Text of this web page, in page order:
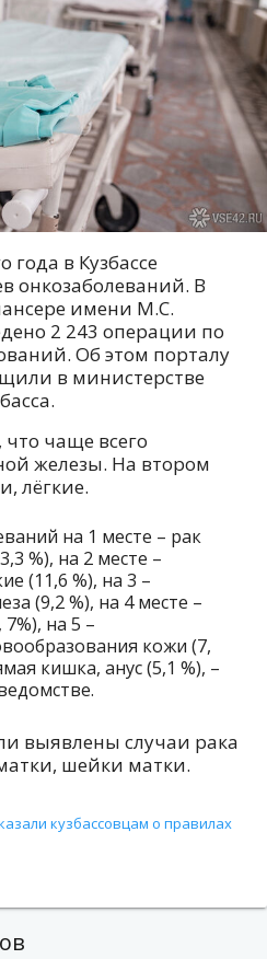
года в Кузбассе
онкозаболеваний. В
имени М.С.
2 243 операции по
Об этом порталу
в министерстве
чаще всего
железы. На втором
лёгкие.
на 1 месте – рак
%), на 2 месте –
(11,6 %), на 3 –
(9,2 %), на 4 месте –
на 5 –
кожи (7,
кишка, анус (5,1 %), –
выявлены случаи рака
шейки матки.
кузбассовцам о правилах